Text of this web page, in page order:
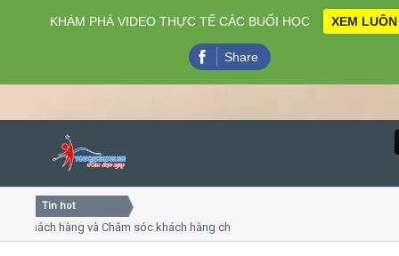
Close
Tin hot
hàng và Chăm sóc khách hàng chuyên nghiệp
KHÁM PHÁ VIDEO THỰC TẾ CÁC BUỔI HỌC XEM LUÔN
Share